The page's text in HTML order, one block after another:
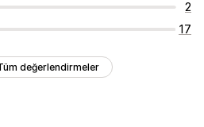
2
17
değerlendirmeler